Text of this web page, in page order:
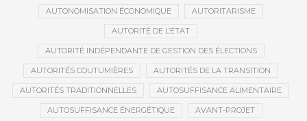
AUTONOMISATION ÉCONOMIQUE AUTORITARISME
AUTORITÉ DE L’ÉTAT
AUTORITÉ INDÉPENDANTE DE GESTION DES ÉLECTIONS
AUTORITÉS COUTUMIÈRES AUTORITÉS DE LA TRANSITION
AUTORITÉS TRADITIONNELLES AUTOSUFFISANCE ALIMENTAIRE
AUTOSUFFISANCE ÉNERGÉTIQUE AVANT-PROJET